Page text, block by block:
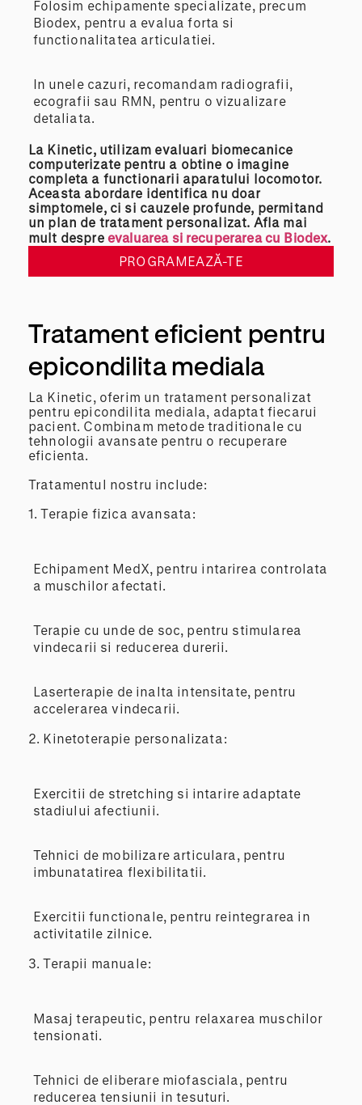
Folosim echipamente specializate, precum
Biodex, pentru a evalua forta si
functionalitatea articulatiei.
In unele cazuri, recomandam radiografii,
ecografii sau RMN, pentru o vizualizare
detaliata.
La Kinetic, utilizam evaluari biomecanice
computerizate pentru a obtine o imagine
completa a functionarii aparatului locomotor.
Aceasta abordare identifica nu doar
simptomele, ci si cauzele profunde, permitand
un plan de tratament personalizat. Afla mai
mult despre evaluarea si recuperarea cu Biodex.
PROGRAMEAZĂ-TE
Tratament eficient pentru
epicondilita mediala
La Kinetic, oferim un tratament personalizat
pentru epicondilita mediala, adaptat fiecarui
pacient. Combinam metode traditionale cu
tehnologii avansate pentru o recuperare
eficienta.
Tratamentul nostru include:
1. Terapie fizica avansata:
Echipament MedX, pentru intarirea controlata
a muschilor afectati.
Terapie cu unde de soc, pentru stimularea
vindecarii si reducerea durerii.
Laserterapie de inalta intensitate, pentru
accelerarea vindecarii.
2. Kinetoterapie personalizata:
Exercitii de stretching si intarire adaptate
stadiului afectiunii.
Tehnici de mobilizare articulara, pentru
imbunatatirea flexibilitatii.
Exercitii functionale, pentru reintegrarea in
activitatile zilnice.
3. Terapii manuale:
Masaj terapeutic, pentru relaxarea muschilor
tensionati.
Tehnici de eliberare miofasciala, pentru
reducerea tensiunii in tesuturi.